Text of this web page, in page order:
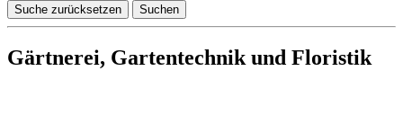
Suche zurücksetzen Suchen
Gärtnerei, Gartentechnik und Floristik